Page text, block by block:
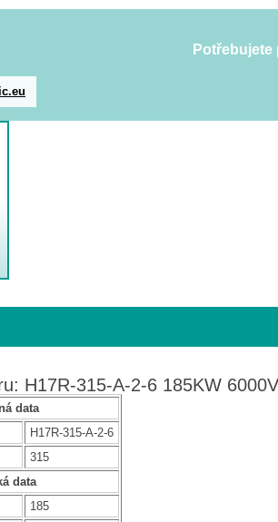
Potřebujete
H17R-315-A-2-6 185KW
data
H17R-315-A-2-6
315
data
185